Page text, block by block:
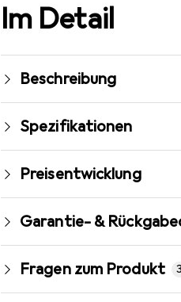
Im Detail
Beschreibung
Spezifikationen
Preisentwicklung
Garantie- &
Fragen zum Produkt